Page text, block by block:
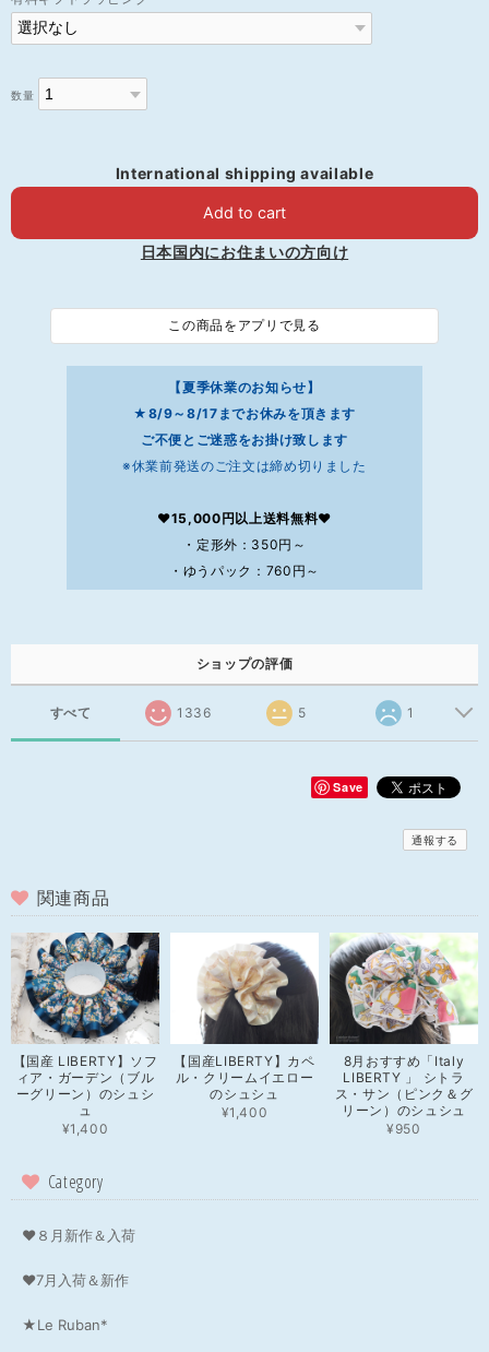
数量
International shipping available
Add to cart
日本国内にお住まいの方向け
この商品をアプリで見る
【夏季休業のお知らせ】
★8/9～8/17までお休みを頂きます
ご不便とご迷惑をお掛け致します
※休業前発送のご注文は締め切りました
❤15,000円以上送料無料❤
・定形外：350円～
・ゆうパック：760円～
ショップの評価
すべて 1336 5 1
Save
通報する
関連商品
【国産 LIBERTY】ソフ
ィア・ガーデン（ブル
ーグリーン）のシュシ
ュ
¥1,400
【国産LIBERTY】カペ
ル・クリームイエロー
のシュシュ
¥1,400
8月おすすめ「Italy
LIBERTY 」 シトラ
ス・サン（ピンク＆グ
リーン）のシュシュ
¥950
Category
❤８月新作＆入荷
❤7月入荷＆新作
★Le Ruban*